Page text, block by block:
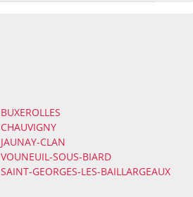
BUXEROLLES
CHAUVIGNY
JAUNAY-CLAN
VOUNEUIL-SOUS-BIARD
SAINT-GEORGES-LES-BAILLARGEAUX